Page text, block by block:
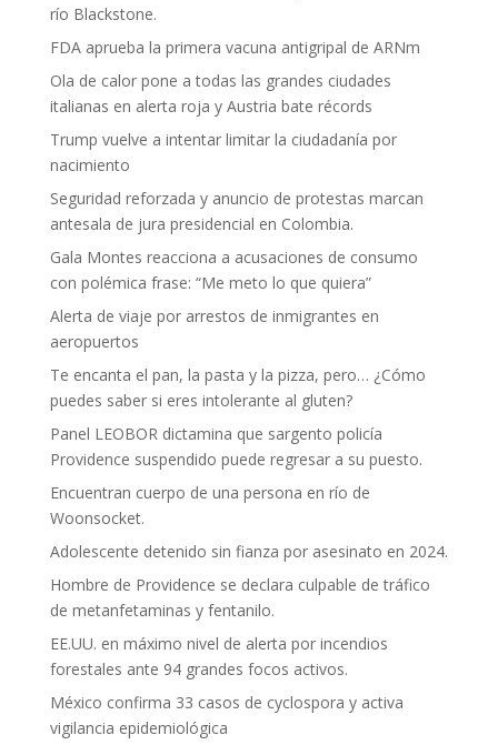
río Blackstone.
FDA aprueba la primera vacuna antigripal de ARNm
Ola de calor pone a todas las grandes ciudades
italianas en alerta roja y Austria bate récords
Trump vuelve a intentar limitar la ciudadanía por
nacimiento
Seguridad reforzada y anuncio de protestas marcan
antesala de jura presidencial en Colombia.
Gala Montes reacciona a acusaciones de consumo
con polémica frase: “Me meto lo que quiera”
Alerta de viaje por arrestos de inmigrantes en
aeropuertos
Te encanta el pan, la pasta y la pizza, pero… ¿Cómo
puedes saber si eres intolerante al gluten?
Panel LEOBOR dictamina que sargento policía
Providence suspendido puede regresar a su puesto.
Encuentran cuerpo de una persona en río de
Woonsocket.
Adolescente detenido sin fianza por asesinato en 2024.
Hombre de Providence se declara culpable de tráfico
de metanfetaminas y fentanilo.
EE.UU. en máximo nivel de alerta por incendios
forestales ante 94 grandes focos activos.
México confirma 33 casos de cyclospora y activa
vigilancia epidemiológica